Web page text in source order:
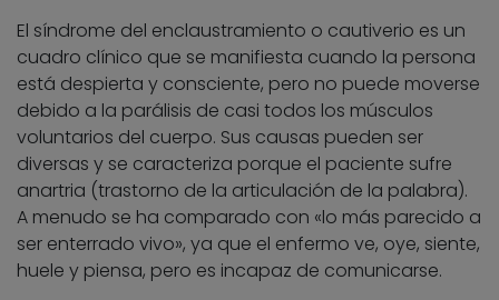
El síndrome del enclaustramiento o cautiverio es un
cuadro clínico que se manifiesta cuando la persona
está despierta y consciente, pero no puede moverse
debido a la parálisis de casi todos los músculos
voluntarios del cuerpo. Sus causas pueden ser
diversas y se caracteriza porque el paciente sufre
anartria (trastorno de la articulación de la palabra).
A menudo se ha comparado con «lo más parecido a
ser enterrado vivo», ya que el enfermo ve, oye, siente,
huele y piensa, pero es incapaz de comunicarse.